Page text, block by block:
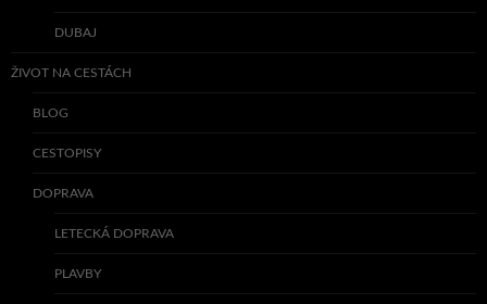
DUBAJ
ŽIVOT NA CESTÁCH
BLOG
CESTOPISY
DOPRAVA
LETECKÁ DOPRAVA
PLAVBY